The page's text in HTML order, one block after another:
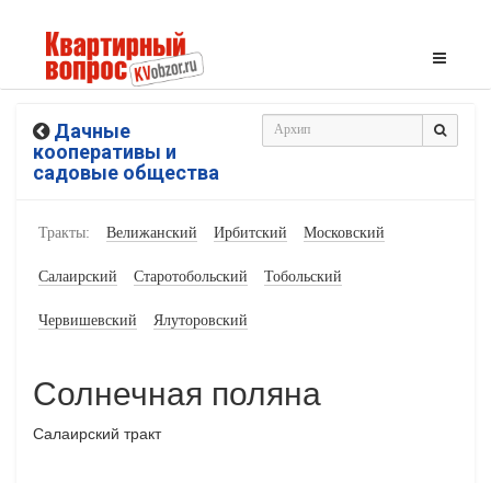
Дачные
кооперативы и
садовые общества
Тракты: Велижанский Ирбитский Московский
Салаирский Старотобольский Тобольский
Червишевский Ялуторовский
Солнечная поляна
Салаирский тракт